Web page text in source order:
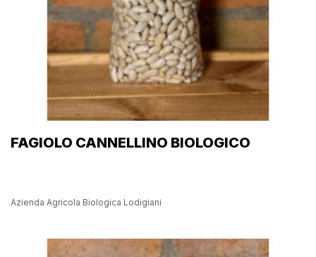
FAGIOLO CANNELLINO BIOLOGICO
Azienda Agricola Biologica Lodigiani